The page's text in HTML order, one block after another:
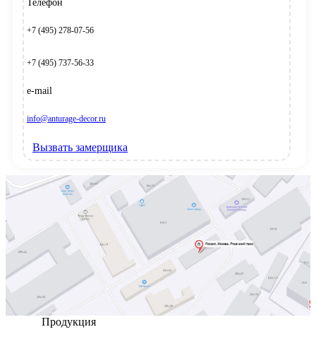
Телефон
+7 (495) 278-07-56
+7 (495) 737-56-33
e-mail
info@anturage-decor.ru
Вызвать замерщика
Продукция